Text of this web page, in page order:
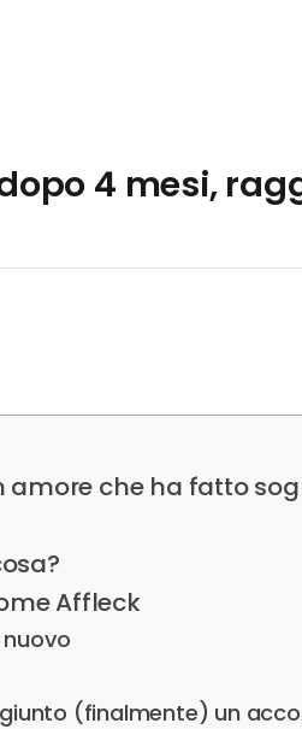
4 mesi,
amore che ha fatto
Affleck
(finalmente) un